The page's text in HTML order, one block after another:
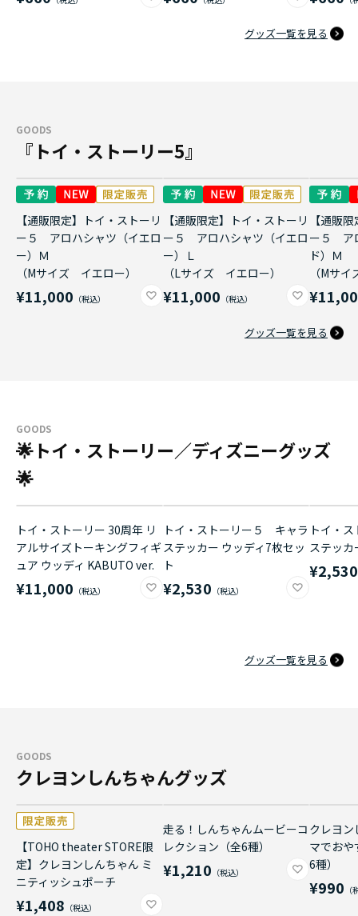
グッズ一覧を見る
GOODS
『トイ・ストーリー5』
【通販限定】トイ・ストーリ
ー５ アロハシャツ（イエロ
ー）Ｍ
（Mサイズ イエロー）
¥11,000
【通販限定】トイ・ストーリ
ー５ アロハシャツ（イエロ
ー）Ｌ
（Lサイズ イエロー）
¥11,000
【通販
ー５ ア
ド）Ｍ
（Mサ
グッズ一覧を見る
GOODS
🌟トイ・ストーリー／ディズニーグッズ
🌟
トイ・ストーリー 30周年 リ
アルサイズトーキングフィギ
ュア ウッディ KABUTO ver.
¥11,000
トイ・ストーリー５ キャラ
ステッカー ウッディ7枚セッ
ト
¥2,530
トイ・
ステッ
¥2,530
グッズ一覧を見る
GOODS
クレヨンしんちゃんグッズ
【TOHO theater STORE限
定】クレヨンしんちゃん ミ
ニティッシュポーチ
¥1,408
走る！しんちゃんムービーコ
レクション（全6種）
¥1,210
クレヨ
マでお
6種）
¥990